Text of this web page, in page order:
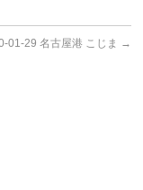
01-29 名古屋港 こじま →